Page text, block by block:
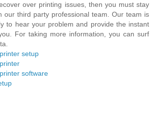
over printing issues, then you must stay
our third party professional team. Our team is
to hear your problem and provide the instant
For taking more information, you can surf
setup
software